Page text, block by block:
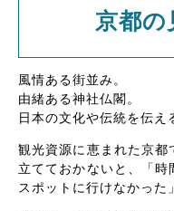
京都の
風情ある街並み。
由緒ある神社仏閣。
日本の文化や伝統を伝え
観光資源に恵まれた京都
立てておかないと、「
スポットに行けなかった